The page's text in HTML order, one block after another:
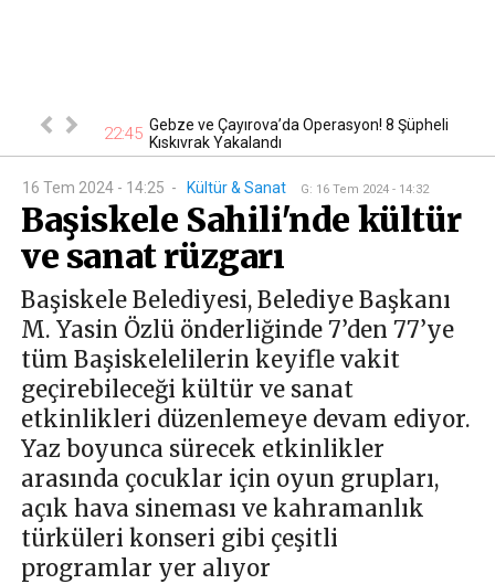
hayatını 22:45 Gebze ve Çayırova’da Operasyon! 8 Şüpheli
Kıskıvrak Yakalandı
16 Tem 2024 - 14:25 - Kültür & Sanat G: 16 Tem 2024 - 14:32
Başiskele Sahili'nde kültür
ve sanat rüzgarı
Başiskele Belediyesi, Belediye Başkanı
M. Yasin Özlü önderliğinde 7’den 77’ye
tüm Başiskelelilerin keyifle vakit
geçirebileceği kültür ve sanat
etkinlikleri düzenlemeye devam ediyor.
Yaz boyunca sürecek etkinlikler
arasında çocuklar için oyun grupları,
açık hava sineması ve kahramanlık
türküleri konseri gibi çeşitli
programlar yer alıyor